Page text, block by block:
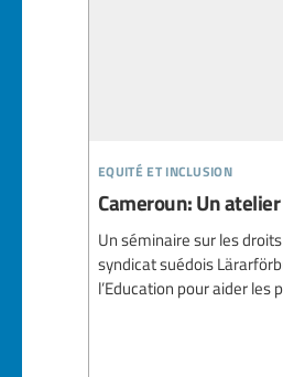
equité et inclusion
Cameroun: Un
Un séminaire sur les
syndicat suédois
l’Education pour aider